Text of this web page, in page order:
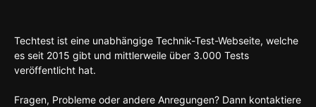
Techtest ist eine unabhängige Technik-Test-Webseite, welche
es seit 2015 gibt und mittlerweile über 3.000 Tests
veröffentlicht hat.
Fragen, Probleme oder andere Anregungen? Dann kontaktiere